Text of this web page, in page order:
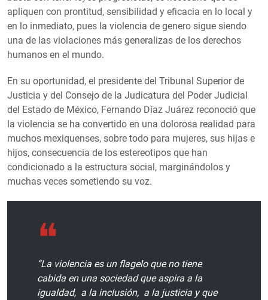
apliquen con prontitud, sensibilidad y eficacia en lo local y
en lo inmediato, pues la violencia de genero sigue siendo
una de las violaciones más generalizas de los derechos
humanos en el mundo.
En su oportunidad, el presidente del Tribunal Superior de
Justicia y del Consejo de la Judicatura del Poder Judicial
del Estado de México, Fernando Díaz Juárez reconoció que
la violencia se ha convertido en una dolorosa realidad para
muchos mexiquenses, sobre todo para mujeres, sus hijas e
hijos, consecuencia de los estereotipos que han
condicionado a la estructura social, marginándolos y
muchas veces sometiendo su voz.
“La violencia es un flagelo que no tiene
cabida en una sociedad que aspira a la
igualdad, a la inclusión, a la justicia y que